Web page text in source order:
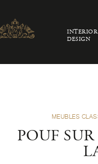
INTERIOR
DESIGN
MEUBLES
POUF